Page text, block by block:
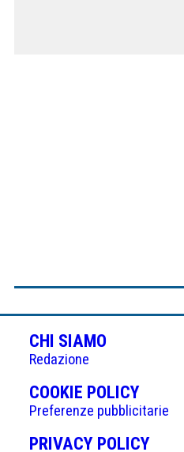
CHI SIAMO
Redazione
COOKIE POLICY(APRE
IN
UNA
Preferenze pubblicitarie
PRIVACY POLICY(APRE